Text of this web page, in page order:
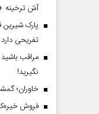
آش ترخینه
پارک شیرین
تفریحی دارد
مراقب
نگیرید!
خاوران؛